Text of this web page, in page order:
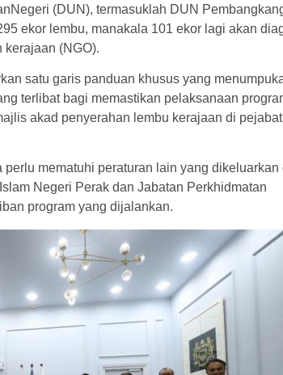
(DUN), termasuklah DUN
ekor lembu, manakala 101 ekor lagi akan
kerajaan (NGO).
satu garis panduan khusus yang
terlibat bagi memastikan pelaksanaan
akad penyerahan lembu kerajaan di
mematuhi peraturan lain yang dikeluarkan
Negeri Perak dan Jabatan Perkhidmatan
program yang dijalankan.